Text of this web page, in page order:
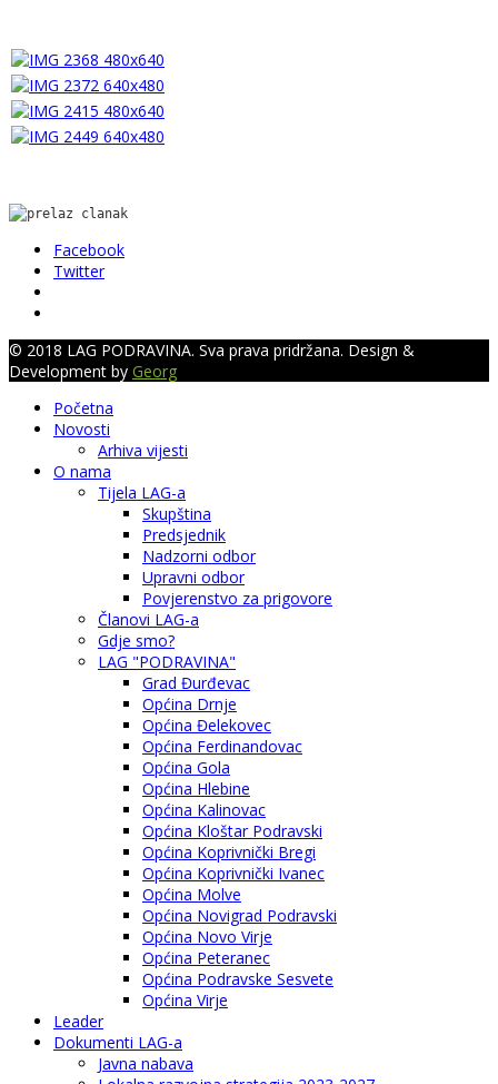
Facebook
Twitter
© 2018 LAG PODRAVINA. Sva prava pridržana. Design &
Development by Georg
Početna
Novosti
Arhiva vijesti
O nama
Tijela LAG-a
Skupština
Predsjednik
Nadzorni odbor
Upravni odbor
Povjerenstvo za prigovore
Članovi LAG-a
Gdje smo?
LAG "PODRAVINA"
Grad Đurđevac
Općina Drnje
Općina Đelekovec
Općina Ferdinandovac
Općina Gola
Općina Hlebine
Općina Kalinovac
Općina Kloštar Podravski
Općina Koprivnički Bregi
Općina Koprivnički Ivanec
Općina Molve
Općina Novigrad Podravski
Općina Novo Virje
Općina Peteranec
Općina Podravske Sesvete
Općina Virje
Leader
Dokumenti LAG-a
Javna nabava